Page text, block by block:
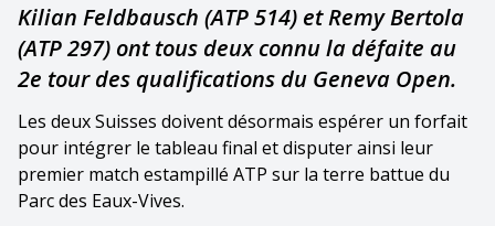
Kilian Feldbausch (ATP 514) et Remy Bertola
(ATP 297) ont tous deux connu la défaite au
2e tour des qualifications du Geneva Open.
Les deux Suisses doivent désormais espérer un forfait
pour intégrer le tableau final et disputer ainsi leur
premier match estampillé ATP sur la terre battue du
Parc des Eaux-Vives.